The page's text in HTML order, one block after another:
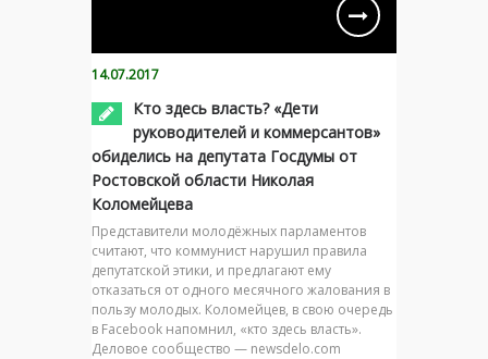
14.07.2017
Кто здесь власть? «Дети
руководителей и коммерсантов»
обиделись на депутата Госдумы от
Ростовской области Николая
Коломейцева
Представители молодёжных парламентов
считают, что коммунист нарушил правила
депутатской этики, и предлагают ему
отказаться от одного месячного жалования в
пользу молодых. Коломейцев, в свою очередь
в Facebook напомнил, «кто здесь власть».
Деловое сообщество — newsdelo.com